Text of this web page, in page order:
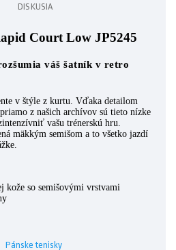
DISKUSIA
Court Low JP5245
váš šatník v retro
v štýle z kurtu. Vďaka detailom
z našich archívov sú tieto nízke
vašu trénerskú hru.
mäkkým semišom a to všetko jazdí
kože so semišovými vrstvami
Pánske tenisky